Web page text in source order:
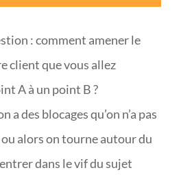
: comment amener le
client que vous allez
A à un point B ?
a des blocages qu’on n’a pas
ou alors on tourne autour du
dans le vif du sujet